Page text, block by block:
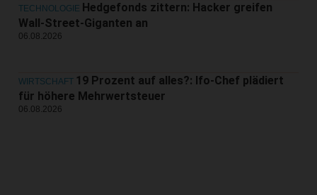
TECHNOLOGIE Hedgefonds zittern: Hacker greifen
Wall-Street-Giganten an
06.08.2026
WIRTSCHAFT 19 Prozent auf alles?: Ifo-Chef plädiert
für höhere Mehrwertsteuer
06.08.2026